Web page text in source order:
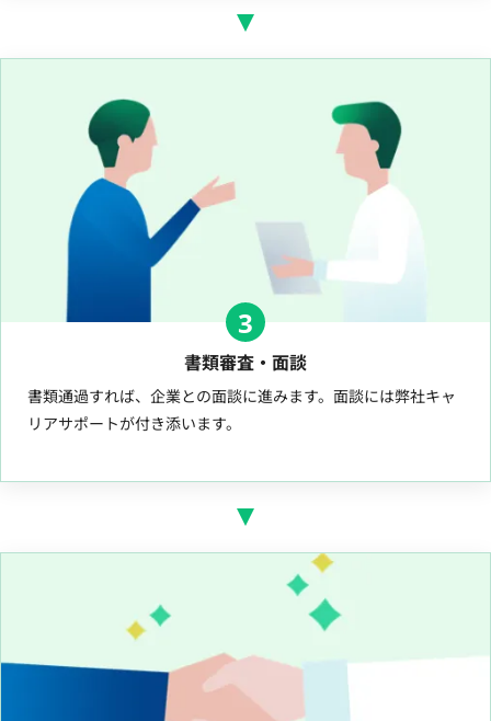
3
書類審査・面談
書類通過すれば、企業との面談に進みます。面談には弊社キャ
リアサポートが付き添います。